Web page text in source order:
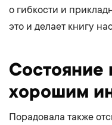
о гибкости и
это и делает книгу
Состояние
хорошим
Порадовала также